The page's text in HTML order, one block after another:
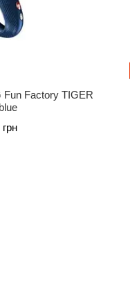
Fun Factory TIGER